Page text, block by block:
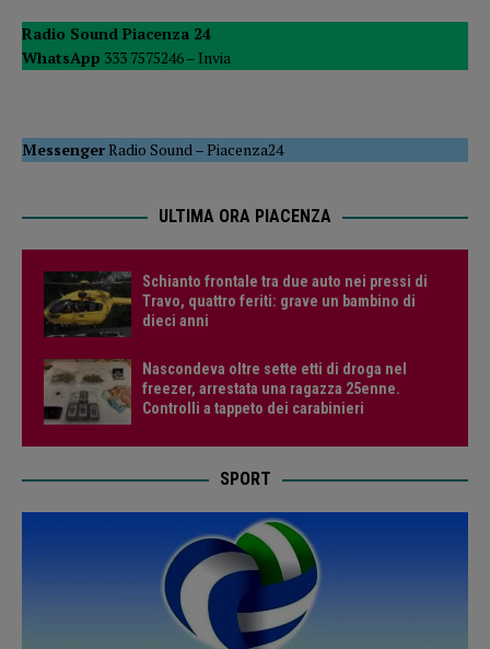
Radio Sound Piacenza 24
WhatsApp 333 7575246 – Invia
MessengerRadio Sound –Piacenza24
ULTIMA ORA PIACENZA
Schianto frontale tra due auto nei pressi di
Travo, quattro feriti: grave un bambino di
dieci anni
Nascondeva oltre sette etti di droga nel
freezer, arrestata una ragazza 25enne.
Controlli a tappeto dei carabinieri
SPORT